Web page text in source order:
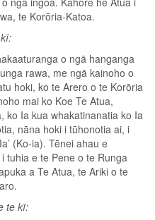
te Korōria-Katoa.
o ngā hanganga
rawa, me ngā kainoho o
hoki, ko te Arero o te Korōria
mai ko Koe Te Atua,
ko Ia kua whakatinanatia ko Ia
nāna hoki i tūhonotia ai, i
(Ko-ia). Tēnei ahau e
tuhia e te Pene o te Runga
a Te Atua, te Ariki o te
te kī: